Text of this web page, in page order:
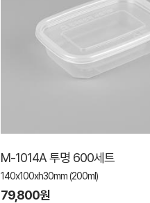
M-1014A 투명 600세트
140x100xh30mm (200ml)
79,800원